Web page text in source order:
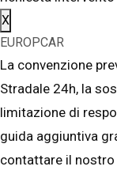
X
EUROPCAR
La convenzione
Stradale 24h, la
limitazione di
guida aggiuntiva
contattare il